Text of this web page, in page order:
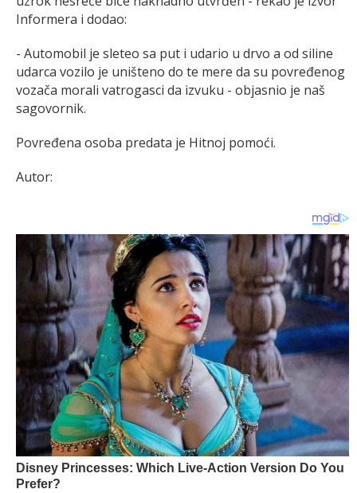
Informera i dodao:
- Automobil je sleteo sa put i udario u drvo a od siline
udarca vozilo je uništeno do te mere da su povređenog
vozača morali vatrogasci da izvuku - objasnio je naš
sagovornik.
Povređena osoba predata je Hitnoj pomoći.
Autor: